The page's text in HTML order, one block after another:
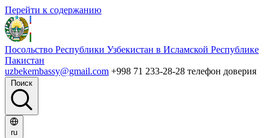
Перейти к содержанию
Посольство Республики Узбекистан в Исламской Республике
Пакистан
uzbekembassy@gmail.com +998 71 233-28-28 телефон доверия
Поиск
ru